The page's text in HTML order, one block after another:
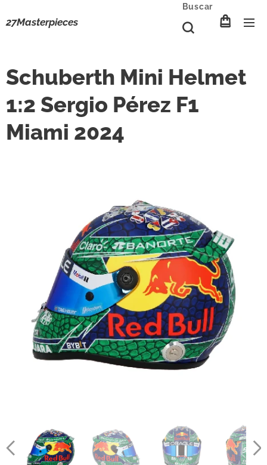
27Masterpieces
Buscar
Schuberth Mini Helmet
1:2 Sergio Pérez F1
Miami 2024